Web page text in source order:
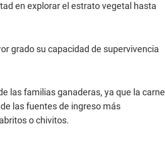
en explorar el estrato vegetal hasta
grado su capacidad de supervivencia
las familias ganaderas, ya que la carne
las fuentes de ingreso más
o chivitos.